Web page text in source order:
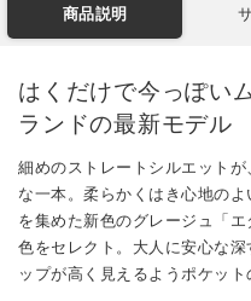
商品説明
はくだけで今っぽい
ランドの最新モデル
細めのストレートシルエット
な一本。柔らかくはき心地の
を集めた新色のグレージュ「
色をセレクト。大人に安心な
ップが高く見えるようポケット